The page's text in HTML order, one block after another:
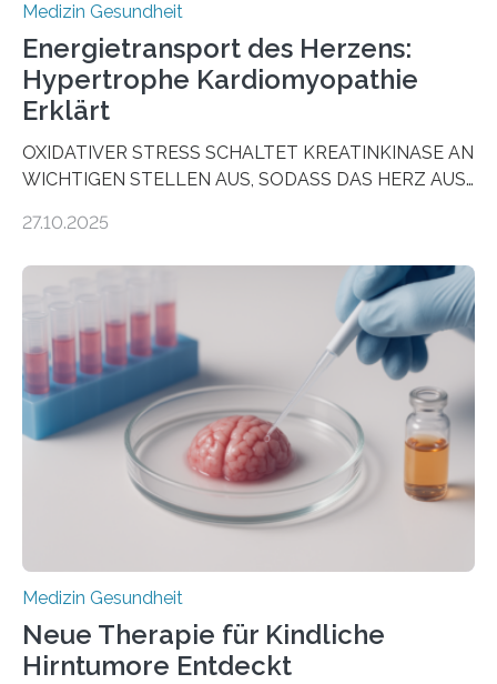
Medizin Gesundheit
Energietransport des Herzens:
Hypertrophe Kardiomyopathie
Erklärt
OXIDATIVER STRESS SCHALTET KREATINKINASE AN
WICHTIGEN STELLEN AUS, SODASS DAS HERZ AUS
aus dem Deutschen Zentrum für Herzinsuffizienz
im Journal Circulation, warum der Energietransport bei
der Hypertrophen Kardiomyopathie (HCM) versagen
kann und wie sich durch eine Verringerung der
Herzbelastung und des oxidativen Stresses
Rhythmusstörungen reduzieren lassen. Würzburg. Die
hypertrophe Kardiomyopathie (HCM) ist die häufigste
erblich bedingte Herzerkrankung. Sie führt dazu, dass
sich die linke Herzkammer verdickt, der Herzmuskel zu
stark kontrahiert…
27.10.2025
Medizin Gesundheit
Neue Therapie für Kindliche
Hirntumore Entdeckt